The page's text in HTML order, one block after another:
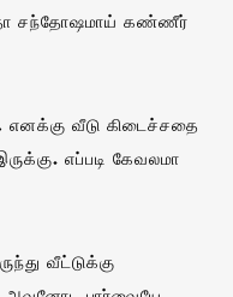
சந்தோஷமாய் கண்ணீர்
எனக்கு வீடு கிடைச்சதை
எப்படி கேவலமா
வீட்டுக்கு